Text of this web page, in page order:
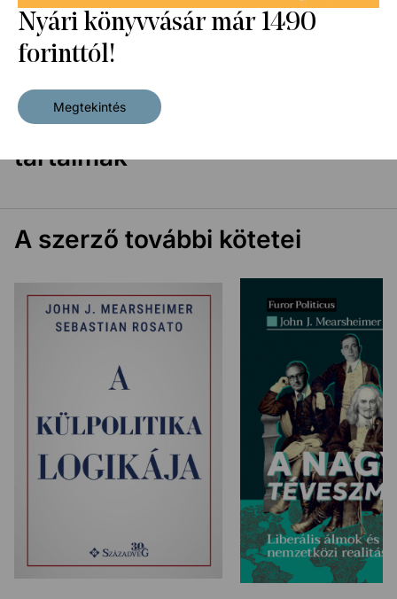
Extra digitális tartalmak
Látogatásához kapcsolódó
tartalmak
A szerző további kötetei
Nyári könyvvásár már 1490
forinttól!
Megtekintés